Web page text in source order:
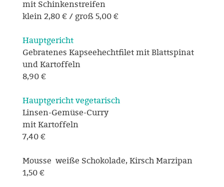
mit Schinkenstreifen
klein 2,80 € / groß 5,00 €
Hauptgericht
Gebratenes Kapseehechtfilet mit Blattspinat
und Kartoffeln
8,90 €
Hauptgericht vegetarisch
Linsen-Gemüse-Curry
mit Kartoffeln
7,40 €
Mousse weiße Schokolade, Kirsch Marzipan
1,50 €